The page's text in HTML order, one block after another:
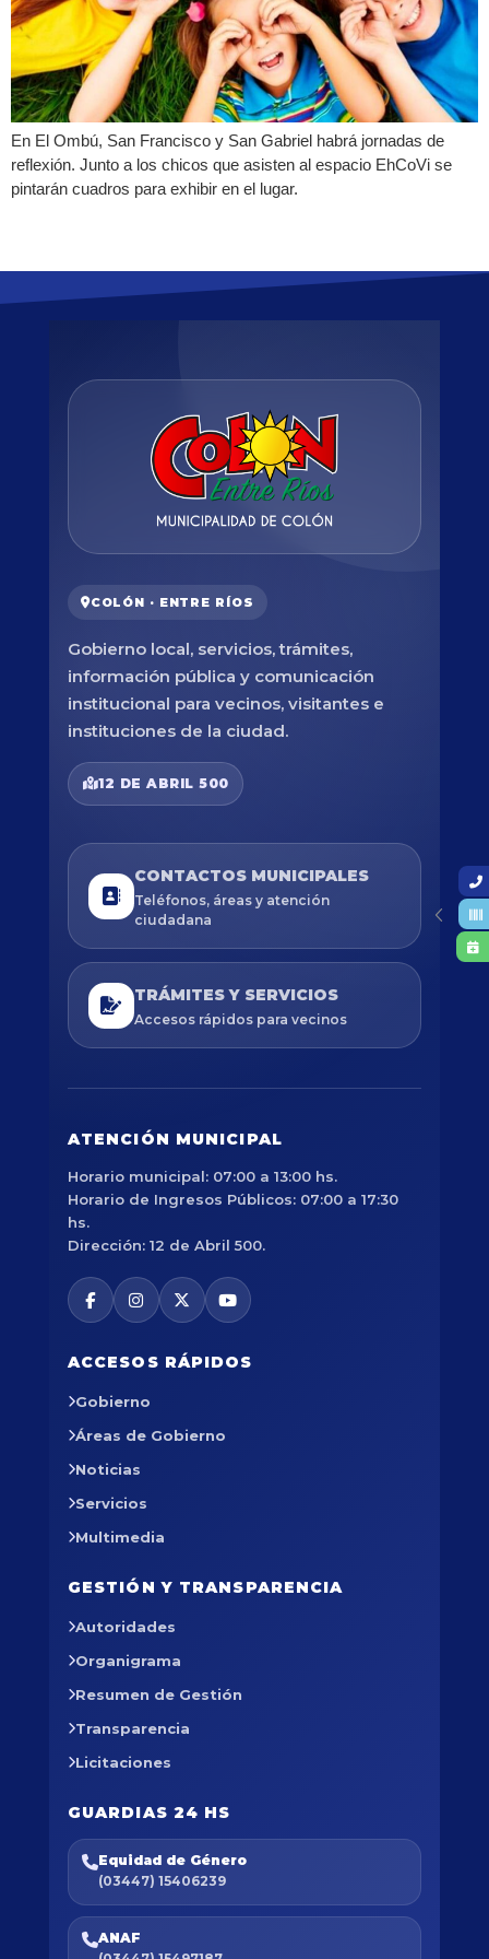
En El Ombú, San Francisco y San Gabriel habrá jornadas de
reflexión. Junto a los chicos que asisten al espacio EhCoVi se
pintarán cuadros para exhibir en el lugar.
COLÓN · ENTRE RÍOS
Gobierno local, servicios, trámites,
información pública y comunicación
institucional para vecinos, visitantes e
instituciones de la ciudad.
12 DE ABRIL 500
CONTACTOS MUNICIPALES
Teléfonos, áreas y atención
ciudadana
TRÁMITES Y SERVICIOS
Accesos rápidos para vecinos
ATENCIÓN MUNICIPAL
Horario municipal: 07:00 a 13:00 hs.
Horario de Ingresos Públicos: 07:00 a 17:30
hs.
Dirección: 12 de Abril 500.
ACCESOS RÁPIDOS
Gobierno
Áreas de Gobierno
Noticias
Servicios
Multimedia
GESTIÓN Y TRANSPARENCIA
Autoridades
Organigrama
Resumen de Gestión
Transparencia
Licitaciones
GUARDIAS 24 HS
Equidad de Género
(03447) 15406239
ANAF